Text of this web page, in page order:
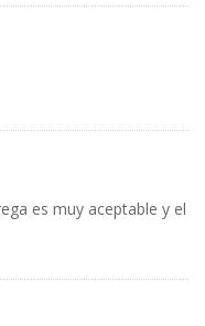
es muy aceptable y el